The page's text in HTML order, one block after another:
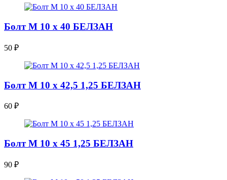
Болт М 10 х 40 БЕЛЗАН
50 ₽
Болт М 10 х 42,5 1,25 БЕЛЗАН
60 ₽
Болт М 10 х 45 1,25 БЕЛЗАН
90 ₽